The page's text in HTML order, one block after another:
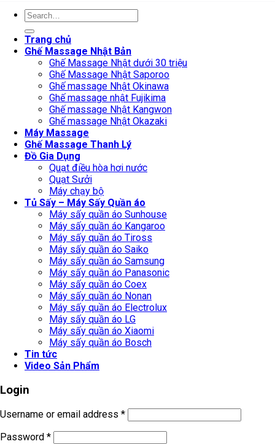
Search
Trang chủ
Ghế Massage Nhật Bản
Ghế Massage Nhật dưới 30 triệu
Ghế Massage Nhật Saporoo
Ghế massage Nhật Okinawa
Ghế massage nhật Fujikima
Ghế massage Nhật Kangwon
Ghế massage Nhật Okazaki
Máy Massage
Ghế Massage Thanh Lý
Đồ Gia Dụng
Quạt điều hòa hơi nước
Quạt Sưởi
Máy chạy bộ
Tủ Sấy – Máy Sấy Quần áo
Máy sấy quần áo Sunhouse
Máy sấy quần áo Kangaroo
Máy sấy quần áo Tiross
Máy sấy quần áo Saiko
Máy sấy quần áo Samsung
Máy sấy quần áo Panasonic
Máy sấy quần áo Coex
Máy sấy quần áo Nonan
Máy sấy quần áo Electrolux
Máy sấy quần áo LG
Máy sấy quần áo Xiaomi
Máy sấy quần áo Bosch
Tin tức
Video Sản Phẩm
Login
Username or email address *
Password *